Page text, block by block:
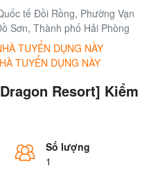
tế Đồi Rồng, Phường Vạn
Sơn, Thành phố Hải Phòng
TUYỂN DỤNG NÀY
TUYỂN DỤNG NÀY
Resort] Kiểm
Số lượng
1